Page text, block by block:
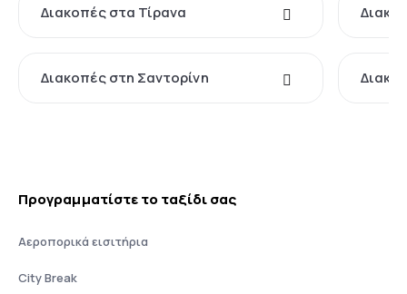
Διακοπές στα Τίρανα
Διακοπές στη Σαντορίνη
Προγραμματίστε το ταξίδι σας
Αεροπορικά εισιτήρια
City Break